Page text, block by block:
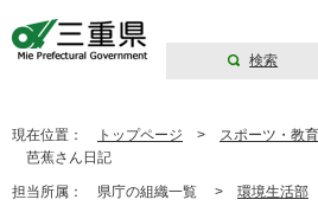
検索
現在位置： トップページ > スポーツ・教
芭蕉さん日記
担当所属： 県庁の組織一覧 > 環境生活部